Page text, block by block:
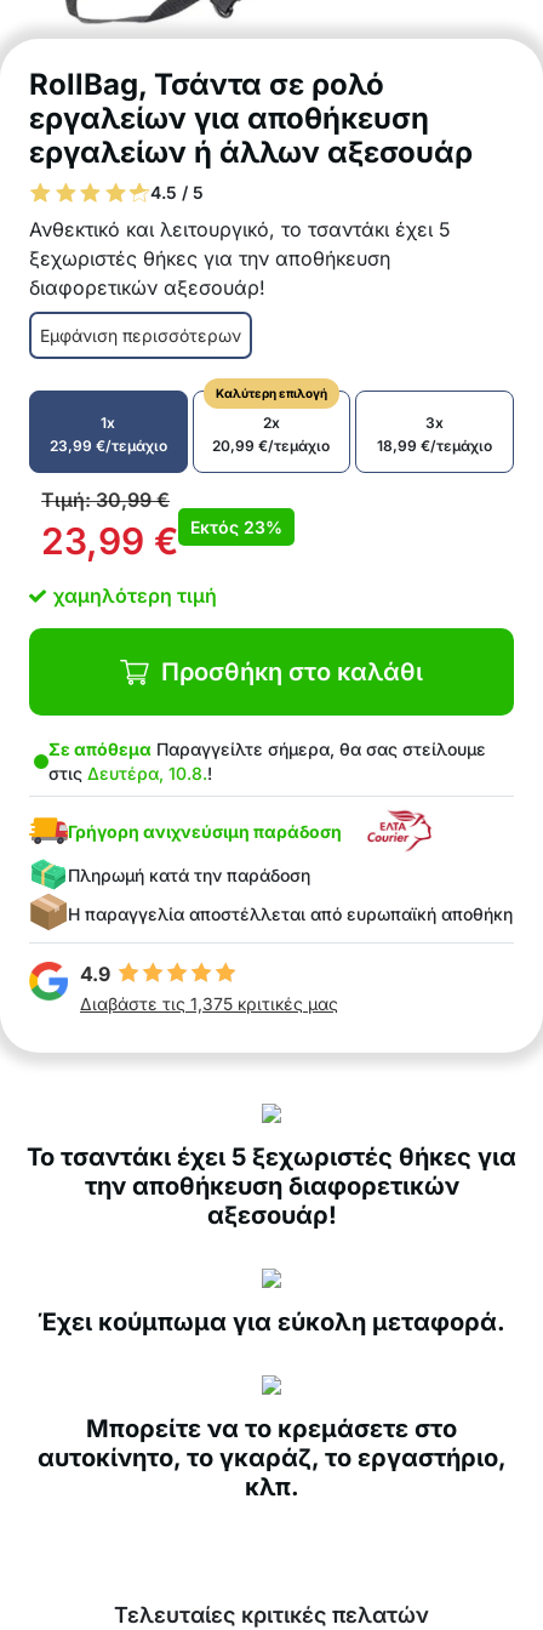
RollBag, Τσάντα σε ρολό
εργαλείων για αποθήκευση
εργαλείων ή άλλων αξεσουάρ
4.5 / 5
Ανθεκτικό και λειτουργικό, το τσαντάκι έχει 5
ξεχωριστές θήκες για την αποθήκευση
διαφορετικών αξεσουάρ!
Ανώτερη οργάνωση με 5 ξεχωριστές θήκες
Εξαιρετικά ανθεκτικό κούμπωμα
Ισχυρή λαβή για εύκολη μεταφορά
Το τσαντάκι μπορεί να κρεμαστεί στο
αυτοκίνητο, το γκαράζ, το εργαστήριο, κλπ.
Κατασκευασμένο από ανθεκτικό υλικό
Για οικιακή χρήση ή επαγγελματίες τεχνίτες
στη-συσκευασία 1x τσαντάκι αποθήκευσης για
εργαλεία ή άλλα αξεσουάρ
Εμφάνιση περισσότερων
1x
23,99 €/τεμάχιο
Καλύτερη επιλογή
2x
20,99€/τεμάχιο
3x
18,99€/τεμάχιο
Τιμή:30,99€
23,99 € Εκτός 23%
χαμηλότερη τιμή
Προσθήκη στο καλάθι
Σε απόθεμα Παραγγείλτε σήμερα, θα σας στείλουμε
στις Δευτέρα, 10.8.!
Γρήγορη ανιχνεύσιμη παράδοση
Πληρωμή κατά την παράδοση
Η παραγγελία αποστέλλεται από ευρωπαϊκή αποθήκη
4.9
Διαβάστε τις 1,375 κριτικές μας
Το τσαντάκι έχει 5 ξεχωριστές θήκες για
την αποθήκευση διαφορετικών
αξεσουάρ!
Έχει κούμπωμα για εύκολη μεταφορά.
Μπορείτε να το κρεμάσετε στο
αυτοκίνητο, το γκαράζ, το εργαστήριο,
κλπ.
Τελευταίες κριτικές πελατών